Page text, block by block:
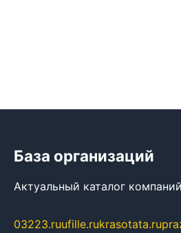
База организаций
Актуальный каталог
03223.ruufille.rukrasotata.ru